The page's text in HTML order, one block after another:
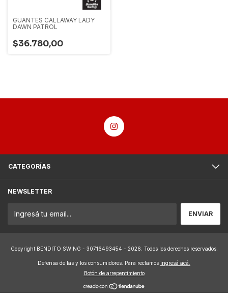
GUANTES CALLAWAY LADY
DAWN PATROL
$36.780,00
CATEGORÍAS
NEWSLETTER
Copyright BENDITO SWING - 30716493454 - 2026. Todos los derechos reservados.
Defensa de las y los consumidores. Para reclamos ingresá acá.
Botón de arrepentimiento